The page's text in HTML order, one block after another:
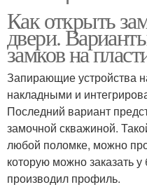
Как открыть
двери.
замков на
Запирающие устройства
накладными и
Последний вариант
замочной скважиной.
любой поломке, можно
которую можно заказать
производил профиль.